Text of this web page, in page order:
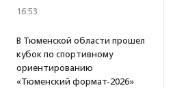
16:53
В Тюменской области прошел
кубок по спортивному
ориентированию
«Тюменский формат-2026»